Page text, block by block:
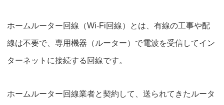
ホームルーター回線（Wi-Fi回線）とは、有線の工事や配
線は不要で、 専用機器（ルーター）で電波を受信してイン
ターネットに接続する回線です。
ホームルーター回線業者と契約して、送られてきたルータ